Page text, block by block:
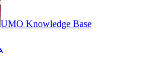
UMO Knowledge Base